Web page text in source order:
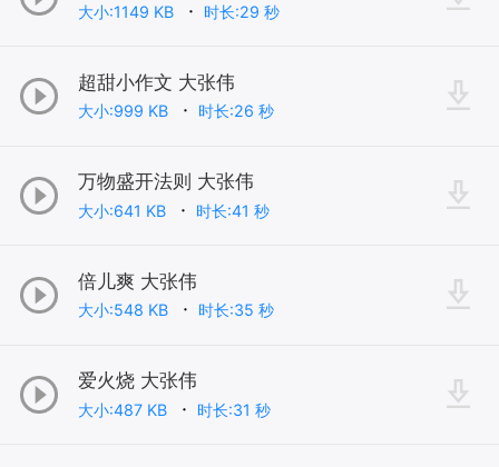
大小:1149 KB 时长:29 秒
超甜小作文 大张伟
大小:999 KB 时长:26 秒
万物盛开法则 大张伟
大小:641 KB 时长:41 秒
倍儿爽 大张伟
大小:548 KB 时长:35 秒
爱火烧 大张伟
大小:487 KB 时长:31 秒